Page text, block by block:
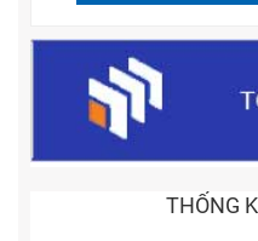
THỐNG